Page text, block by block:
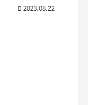
2023.08.22